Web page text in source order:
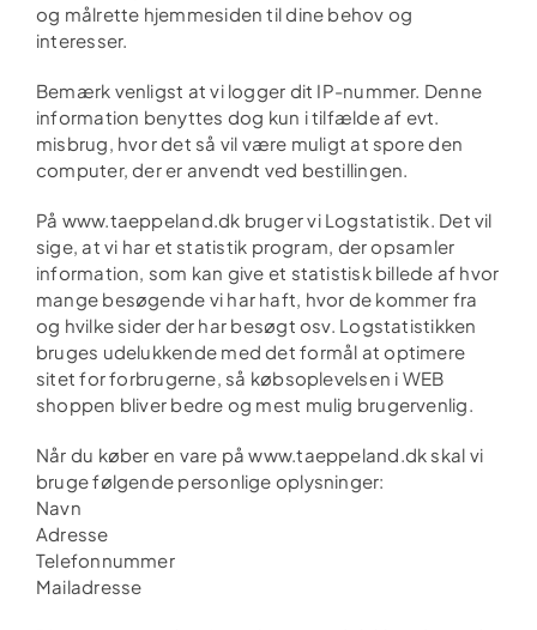
og målrette hjemmesiden til dine behov og
interesser.
Bemærk venligst at vi logger dit IP-nummer. Denne
information benyttes dog kun i tilfælde af evt.
misbrug, hvor det så vil være muligt at spore den
computer, der er anvendt ved bestillingen.
På www.taeppeland.dk bruger vi Logstatistik. Det vil
sige, at vi har et statistik program, der opsamler
information, som kan give et statistisk billede af hvor
mange besøgende vi har haft, hvor de kommer fra
og hvilke sider der har besøgt osv. Logstatistikken
bruges udelukkende med det formål at optimere
sitet for forbrugerne, så købsoplevelsen i WEB
shoppen bliver bedre og mest mulig brugervenlig.
Når du køber en vare på www.taeppeland.dk skal vi
bruge følgende personlige oplysninger:
Navn
Adresse
Telefonnummer
Mailadresse